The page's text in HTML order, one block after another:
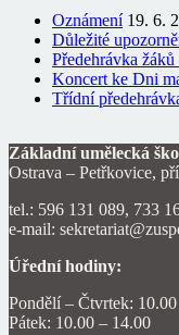
Oznámení 19. 6.
Důležité
Předehrávka žáků
Koncert ke Dni
Třídní
Základní umělecká
Ostrava – Petřkovice,
tel.: 596 131 089, 733
e-mail:
Úřední hodiny:
Pondělí – Čtvrtek:
Pátek: 10.00 – 14.00